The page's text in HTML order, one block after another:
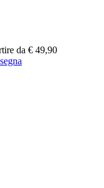
da € 49,90